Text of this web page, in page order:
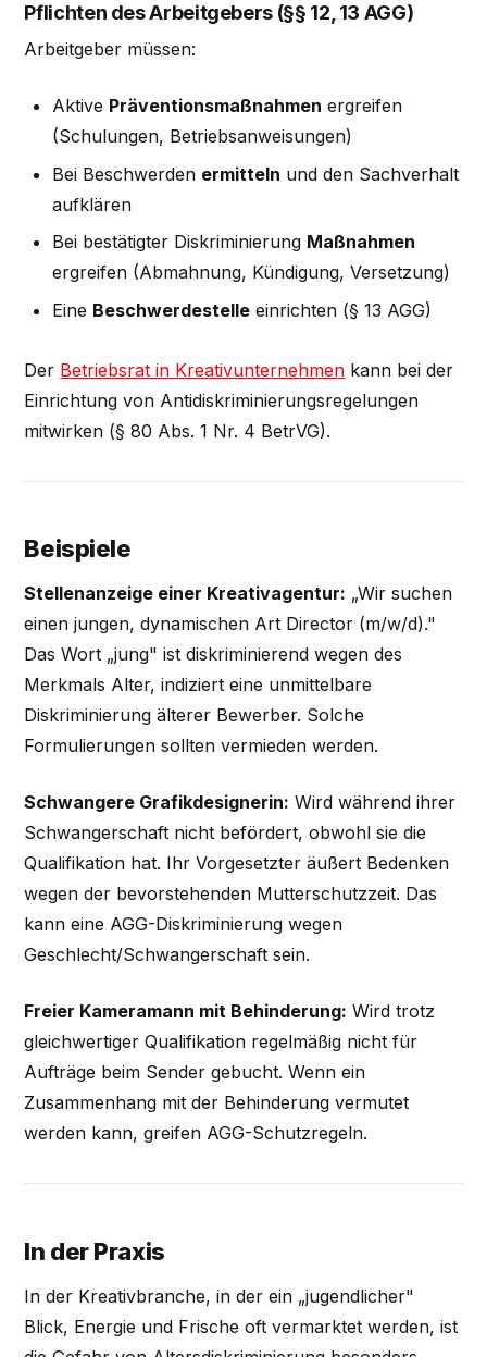
Pflichten des Arbeitgebers (§§ 12, 13 AGG)
Arbeitgeber müssen:
Aktive Präventionsmaßnahmen ergreifen
(Schulungen, Betriebsanweisungen)
Bei Beschwerden ermitteln und den Sachverhalt
aufklären
Bei bestätigter Diskriminierung Maßnahmen
ergreifen (Abmahnung, Kündigung, Versetzung)
Eine Beschwerdestelleeinrichten (§ 13 AGG)
Der Betriebsrat in Kreativunternehmen kann bei der
Einrichtung von Antidiskriminierungsregelungen
mitwirken (§ 80 Abs. 1 Nr. 4 BetrVG).
Beispiele
Stellenanzeige einer Kreativagentur: „Wir suchen
einen jungen, dynamischen Art Director (m/w/d)."
Das Wort „jung" ist diskriminierend wegen des
Merkmals Alter, indiziert eine unmittelbare
Diskriminierung älterer Bewerber. Solche
Formulierungen sollten vermieden werden.
Schwangere Grafikdesignerin: Wird während ihrer
Schwangerschaft nicht befördert, obwohl sie die
Qualifikation hat. Ihr Vorgesetzter äußert Bedenken
wegen der bevorstehenden Mutterschutzzeit. Das
kann eine AGG-Diskriminierung wegen
Geschlecht/Schwangerschaft sein.
Freier Kameramann mit Behinderung: Wird trotz
gleichwertiger Qualifikation regelmäßig nicht für
Aufträge beim Sender gebucht. Wenn ein
Zusammenhang mit der Behinderung vermutet
werden kann, greifen AGG-Schutzregeln.
In der Praxis
In der Kreativbranche, in der ein „jugendlicher"
Blick, Energie und Frische oft vermarktet werden, ist